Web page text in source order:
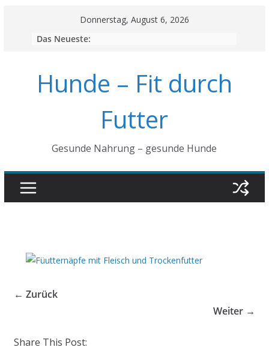
Donnerstag, August 6, 2026
Das Neueste:
Hunde – Fit durch
Futter
Gesunde Nahrung – gesunde Hunde
← Zurück
Weiter →
Share This Post: